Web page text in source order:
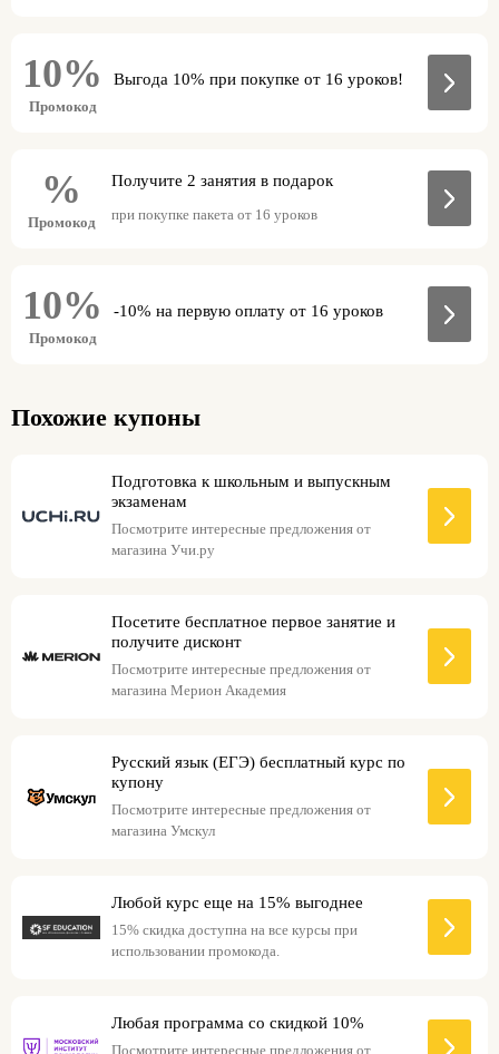
10%
Промокод
Выгода 10% при покупке от 16 уроков!
%
Промокод
Получите 2 занятия в подарок
при покупке пакета от 16 уроков
10%
Промокод
-10% на первую оплату от 16 уроков
Похожие купоны
Подготовка к школьным и выпускным
экзаменам
Посмотрите интересные предложения от
магазина Учи.ру
Посетите бесплатное первое занятие и
получите дисконт
Посмотрите интересные предложения от
магазина Мерион Академия
Русский язык (ЕГЭ) бесплатный курс по
купону
Посмотрите интересные предложения от
магазина Умскул
Любой курс еще на 15% выгоднее
15% скидка доступна на все курсы при
использовании промокода.
Любая программа со скидкой 10%
Посмотрите интересные предложения от